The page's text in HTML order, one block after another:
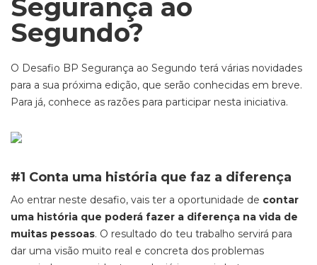
Segurança ao
Segundo?
O Desafio BP Segurança ao Segundo terá várias novidades
para a sua próxima edição, que serão conhecidas em breve.
Para já, conhece as razões para participar nesta iniciativa.
#1 Conta uma história que faz a diferença
Ao entrar neste desafio, vais ter a oportunidade de contar
uma história que poderá fazer a diferença na vida de
muitas pessoas. O resultado do teu trabalho servirá para
dar uma visão muito real e concreta dos problemas